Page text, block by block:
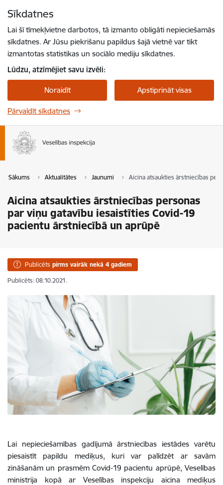
Sīkdatnes
Lai šī tīmekļvietne darbotos, tā izmanto obligāti nepieciešamās
sīkdatnes. Ar Jūsu piekrišanu papildus šajā vietnē var tikt
izmantotas statistikas un sociālo mediju sīkdatnes.
Lūdzu, atzīmējiet savu izvēli:
Noraidīt Apstiprināt visas
Pārvaldīt sīkdatnes
Sākums Aktualitātes Jaunumi Aicina atsaukties ārstniecības
Aicina atsaukties ārstniecības personas
par viņu gatavību iesaistīties Covid-19
pacientu ārstniecībā un aprūpē
Publicēts pirms vairāk nekā 4 gadiem
Publicēts: 08.10.2021.
Lai nepieciešamības gadījumā ārstniecības iestādes varētu
piesaistīt papildu mediķus, kuri var palīdzēt ar savām
zināšanām un prasmēm Covid-19 pacientu aprūpē, Veselības
ministrija kopā ar Veselības inspekciju aicina mediķus